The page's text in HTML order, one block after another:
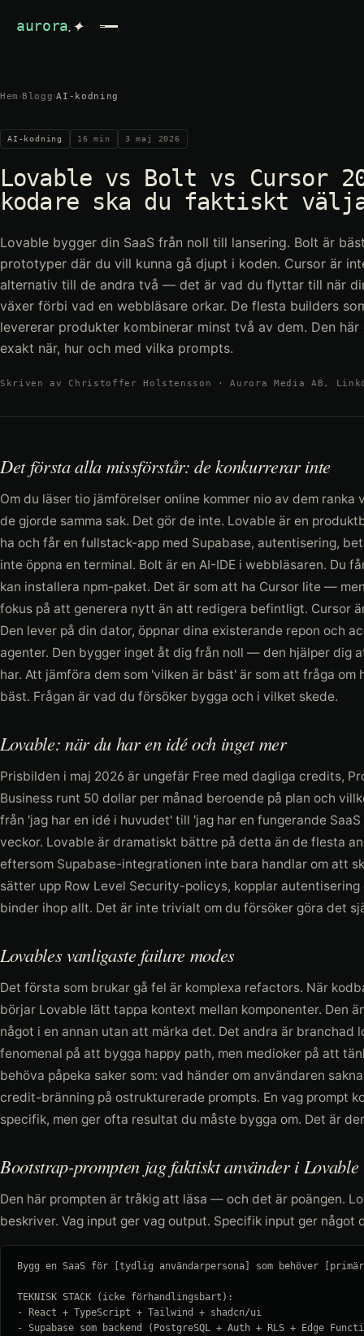
aurora.✦
Hem ›Blogg›AI-kodning
AI-kodning 16 min 3 maj 2026
Lovable vs Bolt vs Cursor
kodare ska du faktiskt
Lovable bygger din SaaS från noll till lansering. Bolt är
prototyper där du vill kunna gå djupt i koden. Cursor är
alternativ till de andra två — det är vad du flyttar till när
växer förbi vad en webbläsare orkar. De flesta builders
levererar produkter kombinerar minst två av dem. Den här
exakt när, hur och med vilka prompts.
Skriven av Christoffer Holstensson · Aurora Media AB,
Det första alla missförstår: de konkurrerar inte
Om du läser tio jämförelser online kommer nio av dem ranka
de gjorde samma sak. Det gör de inte. Lovable är en
ha och får en fullstack-app med Supabase, autentisering,
inte öppna en terminal. Bolt är en AI-IDE i webbläsaren. Du
kan installera npm-paket. Det är som att ha Cursor lite —
fokus på att generera nytt än att redigera befintligt. Cursor
Den lever på din dator, öppnar dina existerande repon och
agenter. Den bygger inget åt dig från noll — den hjälper dig
har. Att jämföra dem som 'vilken är bäst' är som att fråga om
bäst. Frågan är vad du försöker bygga och i vilket skede.
Lovable: när du har en idé och inget mer
Prisbilden i maj 2026 är ungefär Free med dagliga credits,
Business runt 50 dollar per månad beroende på plan och
från 'jag har en idé i huvudet' till 'jag har en fungerande
veckor. Lovable är dramatiskt bättre på detta än de flesta
eftersom Supabase-integrationen inte bara handlar om att
sätter upp Row Level Security-policys, kopplar
binder ihop allt. Det är inte trivialt om du försöker göra det
Lovables vanligaste failure modes
Det första som brukar gå fel är komplexa refactors. När
börjar Lovable lätt tappa kontext mellan komponenter. Den
något i en annan utan att märka det. Det andra är branchad
fenomenal på att bygga happy path, men medioker på att
behöva påpeka saker som: vad händer om användaren
credit-bränning på ostrukturerade prompts. En vag prompt
specifik, men ger ofta resultat du måste bygga om. Det är
Bootstrap-prompten jag faktiskt använder i Lovable
Den här prompten är tråkig att läsa — och det är poängen.
beskriver. Vag input ger vag output. Specifik input ger något
Bygg en SaaS för [tydlig användarpersona] som behöver
TEKNISK STACK (icke förhandlingsbart):
- React + TypeScript + Tailwind + shadcn/ui
- Supabase som backend (PostgreSQL + Auth + RLS + Edge